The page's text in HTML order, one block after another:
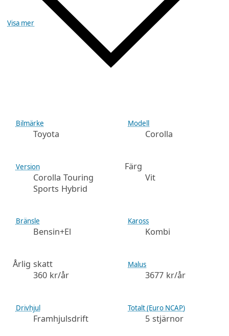
Visa mer
Bilmärke
Toyota
Modell
Corolla
Version
Corolla Touring
Sports Hybrid
Färg
Vit
Bränsle
Bensin+El
Kaross
Kombi
Årlig skatt
360 kr/år
Malus
3677 kr/år
Drivhjul
Framhjulsdrift
Totalt (Euro NCAP)
5 stjärnor